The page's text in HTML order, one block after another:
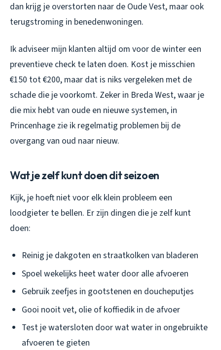
dan krijg je overstorten naar de Oude Vest, maar ook
terugstroming in benedenwoningen.
Ik adviseer mijn klanten altijd om voor de winter een
preventieve check te laten doen. Kost je misschien
€150 tot €200, maar dat is niks vergeleken met de
schade die je voorkomt. Zeker in Breda West, waar je
die mix hebt van oude en nieuwe systemen, in
Princenhage zie ik regelmatig problemen bij de
overgang van oud naar nieuw.
Wat je zelf kunt doen dit seizoen
Kijk, je hoeft niet voor elk klein probleem een
loodgieter te bellen. Er zijn dingen die je zelf kunt
doen:
Reinig je dakgoten en straatkolken van bladeren
Spoel wekelijks heet water door alle afvoeren
Gebruik zeefjes in gootstenen en doucheputjes
Gooi nooit vet, olie of koffiedik in de afvoer
Test je watersloten door wat water in ongebruikte
afvoeren te gieten